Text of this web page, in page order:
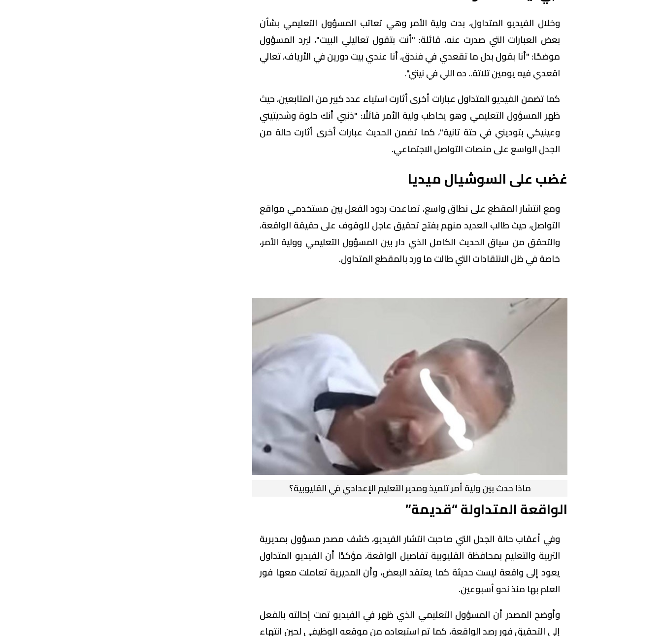
وخلال الفيديو المتداول، بدت ولية الأمر وهي تعاتب المسؤول التعليمي بشأن
بعض العبارات التي صدرت عنه، قائلة: "أنت بتقول تعاليلي البيت"، ليرد المسؤول
موضحًا: "أنا بقول بدل ما تقعدي في فندق، أنا عندي بيت دورين في الأرياف، تعالي
اقعدي فيه يومين تلاتة.. ده اللي في نيتي".
كما تضمن الفيديو المتداول عبارات أخرى أثارت استياء عدد كبير من المتابعين، حيث
ظهر المسؤول التعليمي وهو يخاطب ولية الأمر قائلًا: "ذنبي أنك حلوة وشديتيني
وعينيكي بتوديني في حتة تانية"، كما تضمن الحديث عبارات أخرى أثارت حالة من
الجدل الواسع على منصات التواصل الاجتماعي.
غضب على السوشيال ميديا
ومع انتشار المقطع على نطاق واسع، تصاعدت ردود الفعل بين مستخدمي مواقع
التواصل، حيث طالب العديد منهم بفتح تحقيق عاجل للوقوف على حقيقة الواقعة،
والتحقق من سياق الحديث الكامل الذي دار بين المسؤول التعليمي وولية الأمر،
خاصة في ظل الانتقادات التي طالت ما ورد بالمقطع المتداول.
ماذا حدث بين ولية أمر تلميذ ومدير التعليم الإعدادي في القليوبية؟
الواقعة المتداولة “قديمة”
وفي أعقاب حالة الجدل التي صاحبت انتشار الفيديو، كشف مصدر مسؤول بمديرية
التربية والتعليم بمحافظة القليوبية تفاصيل الواقعة، مؤكدًا أن الفيديو المتداول
يعود إلى واقعة ليست حديثة كما يعتقد البعض، وأن المديرية تعاملت معها فور
العلم بها منذ نحو أسبوعين.
وأوضح المصدر أن المسؤول التعليمي الذي ظهر في الفيديو تمت إحالته بالفعل
إلى التحقيق فور رصد الواقعة، كما تم استبعاده من موقعه الوظيفي لحين انتهاء